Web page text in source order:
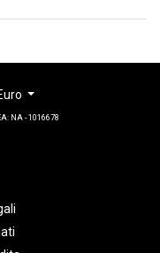
NA - 1016678